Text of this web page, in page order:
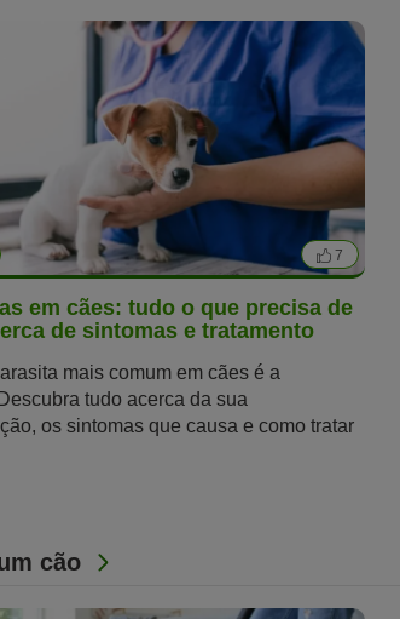
7
em cães: tudo o que precisa de
de sintomas e tratamento
mais comum em cães é a
tudo acerca da sua
os sintomas que causa e como tratar
cão